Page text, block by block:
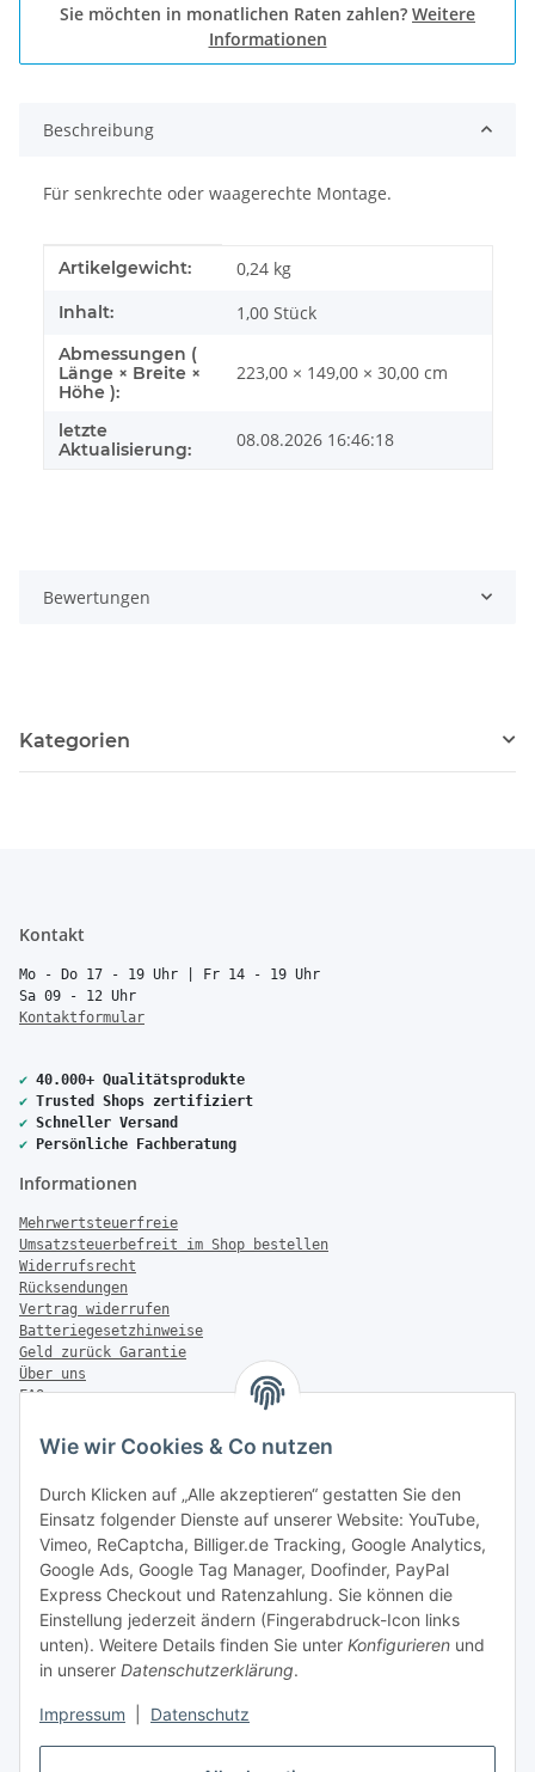
Wie wir Cookies & Co nutzen
Durch Klicken auf „Alle akzeptieren“ gestatten Sie den
Einsatz folgender Dienste auf unserer Website: YouTube,
Vimeo, ReCaptcha, Billiger.de Tracking, Google Analytics,
Google Ads, Google Tag Manager, Doofinder, PayPal
Express Checkout und Ratenzahlung. Sie können die
Einstellung jederzeit ändern (Fingerabdruck-Icon links
unten). Weitere Details finden Sie unter Konfigurieren und
in unserer Datenschutzerklärung.
Impressum Datenschutz
Sie möchten in monatlichen Raten zahlen? Weitere
Informationen
Beschreibung
Für senkrechte oder waagerechte Montage.
Produkteigenschaft
Wert
Artikelgewicht: 0,24 kg
Inhalt: 1,00 Stück
Abmessungen (
Länge × Breite ×
Höhe ):
223,00 × 149,00 × 30,00 cm
letzte
Aktualisierung:
08.08.2026 16:46:18
Bewertungen
Kategorien
Kontakt
Mo - Do 17 - 19 Uhr | Fr 14 - 19 Uhr
Sa 09 - 12 Uhr
Kontaktformular
✔ 40.000+ Qualitätsprodukte
✔ Trusted Shops zertifiziert
✔ Schneller Versand
✔ Persönliche Fachberatung
Informationen
Mehrwertsteuerfreie
Umsatzsteuerbefreit im Shop bestellen
Widerrufsrecht
Rücksendungen
Vertrag widerrufen
Batteriegesetzhinweise
Geld zurück Garantie
Über uns
FAQ
Zahlung & Versand
Versandinformationen
Sonstiges